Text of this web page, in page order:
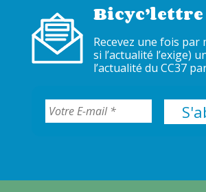
Bicyc’lettre
Recevez une fois par
si l’actualité l’exige)
l’actualité du CC37